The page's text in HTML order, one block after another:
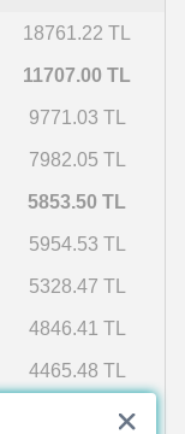
18761.22 TL
11707.00 TL
9771.03 TL
7982.05 TL
5853.50 TL
5954.53 TL
5328.47 TL
4846.41 TL
4465.48 TL
4158.40 TL